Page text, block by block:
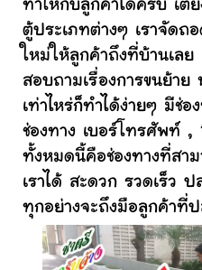
ทำให้กับลูกค้าได้ครับ เตี
ตู้ประเภทต่างๆ เราจัดถ
ใหม่ให้ลูกค้าถึงที่บ้านเล
สอบถามเรื่องการขนย้าย
เท่าไหร่ก็ทำได้ง่ายๆ มีช่อ
ช่องทาง เบอร์โทรศัพท์
ทั้งหมดนี้คือช่องทางที่สา
เราได้ สะดวก รวดเร็ว
ทุกอย่างจะถึงมือลูกค้าที่